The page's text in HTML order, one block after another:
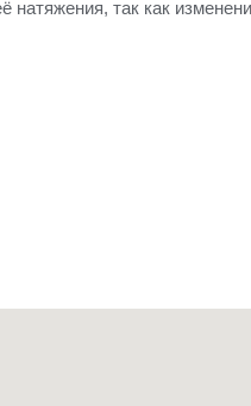
натяжения, так как